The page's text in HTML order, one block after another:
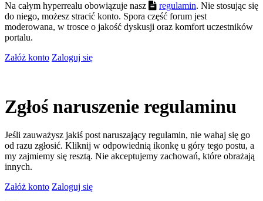
Na całym hyperrealu obowiązuje nasz regulamin. Nie stosując się
do niego, możesz stracić konto. Spora część forum jest
moderowana, w trosce o jakość dyskusji oraz komfort uczestników
portalu.
Załóż konto Zaloguj się
Zgłoś naruszenie regulaminu
Jeśli zauważysz jakiś post naruszający regulamin, nie wahaj się go
od razu zgłosić. Kliknij w odpowiednią ikonkę u góry tego postu, a
my zajmiemy się resztą. Nie akceptujemy zachowań, które obrażają
innych.
Załóż konto Zaloguj się